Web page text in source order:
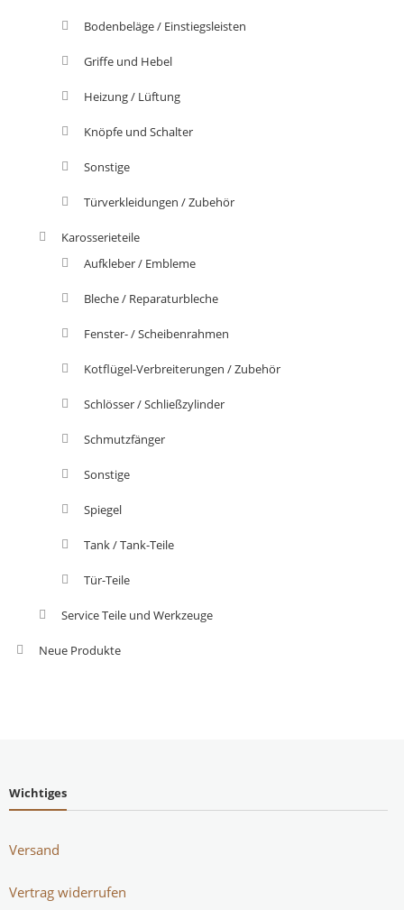
Bodenbeläge / Einstiegsleisten
Griffe und Hebel
Heizung / Lüftung
Knöpfe und Schalter
Sonstige
Türverkleidungen / Zubehör
Karosserieteile
Aufkleber / Embleme
Bleche / Reparaturbleche
Fenster- / Scheibenrahmen
Kotflügel-Verbreiterungen / Zubehör
Schlösser / Schließzylinder
Schmutzfänger
Sonstige
Spiegel
Tank / Tank-Teile
Tür-Teile
Service Teile und Werkzeuge
Neue Produkte
Wichtiges
Versand
Vertrag widerrufen